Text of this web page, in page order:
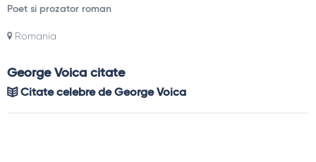
Poet si prozator roman
Romania
George Voica citate
Citate celebre de George Voica